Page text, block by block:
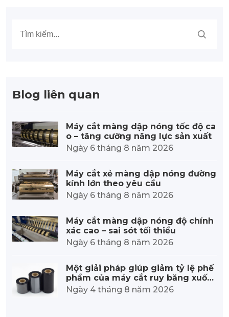
Blog liên quan
Máy cắt màng dập nóng tốc độ ca
o – tăng cường năng lực sản xuất
Ngày 6 tháng 8 năm 2026
Máy cắt xẻ màng dập nóng đường
kính lớn theo yêu cầu
Ngày 6 tháng 8 năm 2026
Máy cắt màng dập nóng độ chính
xác cao – sai sót tối thiểu
Ngày 6 tháng 8 năm 2026
Một giải pháp giúp giảm tỷ lệ phế
phẩm của máy cắt ruy băng xuốn
g 30%.
Ngày 4 tháng 8 năm 2026